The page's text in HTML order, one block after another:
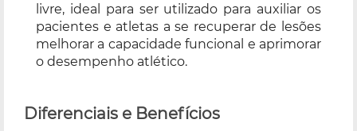
livre, ideal para ser utilizado para auxiliar os
pacientes e atletas a se recuperar de lesões
melhorar a capacidade funcional e aprimorar
o desempenho atlético.
Diferenciais e Benefícios